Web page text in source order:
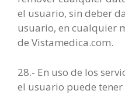
el usuario, sin deber
usuario, en cualquier
de Vistamedica.com.
28.- En uso de los
el usuario puede tener